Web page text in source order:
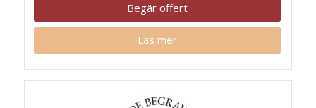
Begär offert
Läs mer